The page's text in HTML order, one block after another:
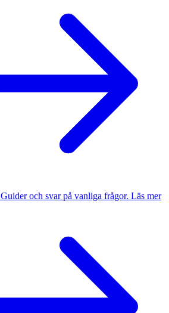
Guider och svar på vanliga frågor. Läs mer